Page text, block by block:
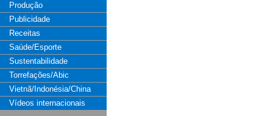
Produção
Publicidade
Receitas
Saúde/Esporte
Sustentabilidade
Torrefações/Abic
Vietnã/Indonésia/China
Vídeos internacionais